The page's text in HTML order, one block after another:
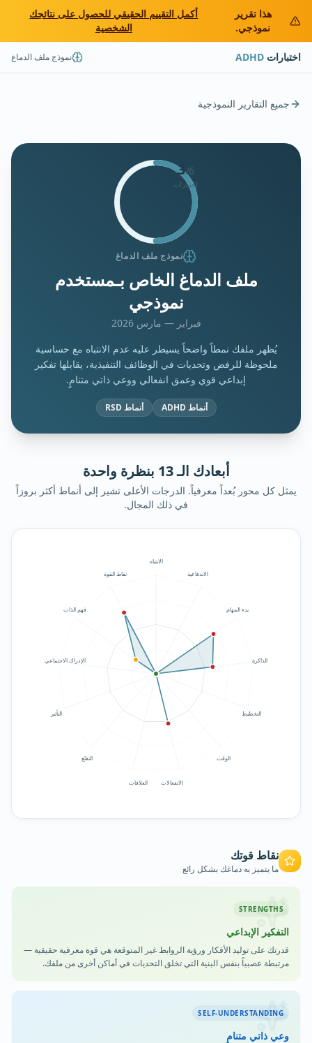
هذا تقرير
نموذجي.
أكمل التقييم الحقيقي للحصول على نتائجك
الشخصية
اختبارات ADHD نموذج ملف الدماغ
جميع التقارير النموذجية
3/6
اختبارات
نموذج ملف الدماغ
ملف الدماغ الخاص بـمستخدم
نموذجي
فبراير — مارس 2026
يُظهر ملفك نمطاً واضحاً يسيطر عليه عدم الانتباه مع حساسية
ملحوظة للرفض وتحديات في الوظائف التنفيذية، يقابلها تفكير
إبداعي قوي وعمق انفعالي ووعي ذاتي متنامٍ.
أنماط ADHD أنماط RSD
أبعادك الـ 13 بنظرة واحدة
يمثل كل محور بُعداً معرفياً. الدرجات الأعلى تشير إلى أنماط أكثر بروزاً
في ذلك المجال.
الانتباه
الاندفاعية
بدء المهام
الذاكرة
التخطيط
الوقت
الانفعالات العلاقات
التقنّع
التأثير
الإدراك الاجتماعي
فهم الذات
نقاط القوة
نقاط قوتك
ما يتميز به دماغك بشكل رائع
STRENGTHS
التفكير الإبداعي
قدرتك على توليد الأفكار ورؤية الروابط غير المتوقعة هي قوة معرفية حقيقية —
مرتبطة عصبياً بنفس البنية التي تخلق التحديات في أماكن أخرى من ملفك.
SELF-UNDERSTANDING
وعي ذاتي متنامٍ